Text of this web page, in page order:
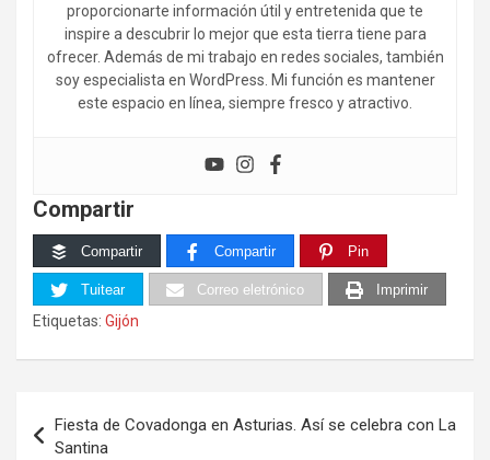
proporcionarte información útil y entretenida que te
inspire a descubrir lo mejor que esta tierra tiene para
ofrecer. Además de mi trabajo en redes sociales, también
soy especialista en WordPress. Mi función es mantener
este espacio en línea, siempre fresco y atractivo.
Compartir
Compartir Compartir Pin
Tuitear Correo eletrónico Imprimir
Etiquetas: Gijón
de
Fiesta de Covadonga en Asturias. Así se celebra con La
Santina